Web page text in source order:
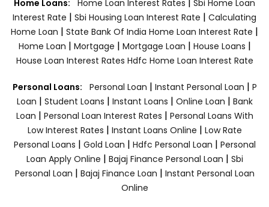
Home Loans: Home Loan Interest Rates
Sbi Home Loan
Interest Rate | Sbi Housing Loan Interest Rate | Calculating
Home Loan | State Bank Of India Home Loan Interest Rate |
Home Loan | Mortgage | Mortgage Loan | House Loans |
House Loan Interest Rates Hdfc Home Loan Interest Rate
Personal Loans: Personal Loan | Instant Personal Loan | P
Loan | Student Loans | Instant Loans | Online Loan | Bank
Loan | Personal Loan Interest Rates | Personal Loans With
Low Interest Rates | Instant Loans Online | Low Rate
Personal Loans | Gold Loan | Hdfc Personal Loan | Personal
Loan Apply Online | Bajaj Finance Personal Loan | Sbi
Personal Loan | Bajaj Finance Loan | Instant Personal Loan
Online